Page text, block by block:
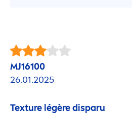
MJ16100
26.01.2025
Texture légère disparu